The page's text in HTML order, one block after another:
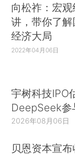
向松祚：宏
讲，带你了
经济大局
2022年04月06日
宇树科技IPO
DeepSeek参
2026年08月06日
贝恩资本宣